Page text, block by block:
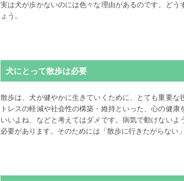
実は犬が歩かないのには色々な理由があるのです。ど
ょう。
犬にとって散歩は必要
散歩は、犬が健やかに生きていくために、とても重要
トレスの軽減や社会性の構築・維持といった、心の健
いいよね、などと考えてはダメです。病気で動けない
必要があります。そのためには「散歩に行きたがらない